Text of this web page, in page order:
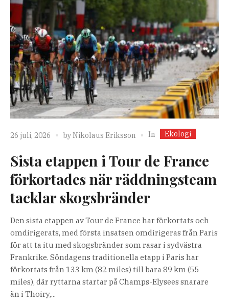
26 juli, 2026 byNikolaus Eriksson In Ekologi
Sista etappen i Tour de France
förkortades när räddningsteam
tacklar skogsbränder
Den sista etappen av Tour de France har förkortats och
omdirigerats, med första insatsen omdirigeras från Paris
för att ta itu med skogsbränder som rasar i sydvästra
Frankrike. Söndagens traditionella etapp i Paris har
förkortats från 133 km (82 miles) till bara 89 km (55
miles), där ryttarna startar på Champs-Elysees snarare
än i Thoiry,...